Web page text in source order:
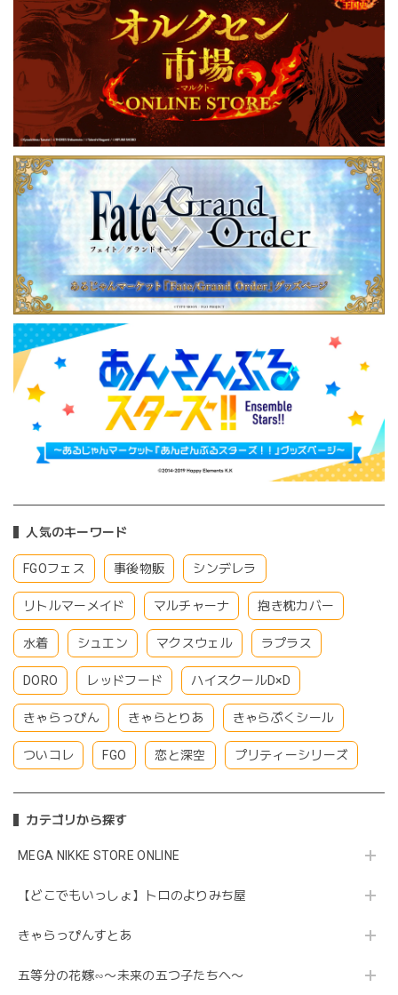
人気のキーワード
FGOフェス 事後物販 シンデレラ
リトルマーメイド マルチャーナ 抱き枕カバー
水着 シュエン マクスウェル ラプラス
DORO レッドフード ハイスクールD×D
きゃらっぴん きゃらとりあ きゃらぷくシール
ついコレ FGO 恋と深空 プリティーシリーズ
カテゴリから探す
MEGA NIKKE STORE ONLINE
【どこでもいっしょ】トロのよりみち屋
きゃらっぴんすとあ
五等分の花嫁∽〜未来の五つ子たちへ〜